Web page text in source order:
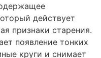
действует
признаки старения.
появление тонких
круги и снимает